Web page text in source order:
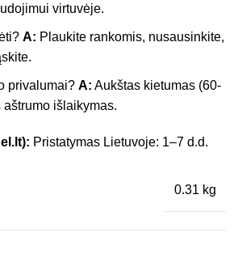
virtuvėje.
A: Plaukite rankomis, nusausinkite,
privalumai? A: Aukštas kietumas (60-
išlaikymas.
Pristatymas Lietuvoje: 1–7 d.d.
0.31 kg